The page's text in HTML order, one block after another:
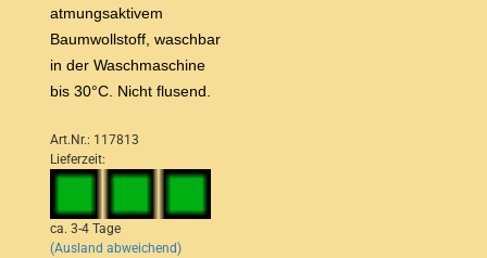
atmungsaktivem
Baumwollstoff, waschbar
in der Waschmaschine
bis 30°C. Nicht flusend.
Art.Nr.: 117813
Lieferzeit:
ca. 3-4 Tage
(Ausland abweichend)